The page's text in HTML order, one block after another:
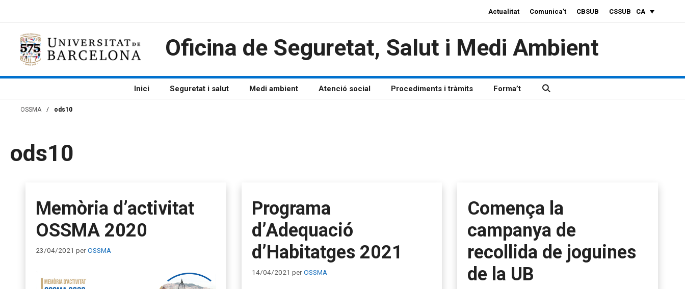
CA
Actualitat Comunica’t CBSUB CSSUB
Oficina de Seguretat, Salut i Medi Ambient
Inici Seguretat i salut Medi ambient Atenció social Procediments i tràmits Forma’t
OSSMA / ods10
ods10
Memòria d’activitat
OSSMA 2020
23/04/2021 perOSSMA
Programa
d’Adequació
d’Habitatges 2021
14/04/2021 perOSSMA
Comença la
campanya de
recollida de joguines
de la UB